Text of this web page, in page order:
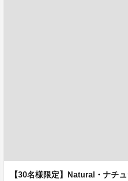
【30名様限定】Natural・ナチ